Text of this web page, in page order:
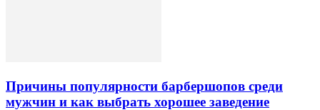
Причины популярности барбершопов среди
мужчин и как выбрать хорошее заведение